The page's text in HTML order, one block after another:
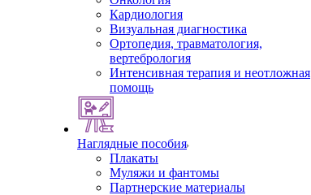
Кардиология
Визуальная диагностика
Ортопедия, травматология,
вертебрология
Интенсивная терапия и неотложная
помощь
Наглядные пособия
Плакаты
Муляжи и фантомы
Партнерские материалы